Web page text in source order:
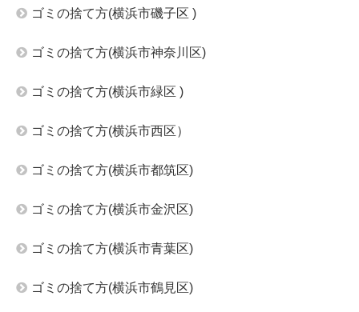
ゴミの捨て方(横浜市磯子区 )
ゴミの捨て方(横浜市神奈川区)
ゴミの捨て方(横浜市緑区 )
ゴミの捨て方(横浜市西区）
ゴミの捨て方(横浜市都筑区)
ゴミの捨て方(横浜市金沢区)
ゴミの捨て方(横浜市青葉区)
ゴミの捨て方(横浜市鶴見区)